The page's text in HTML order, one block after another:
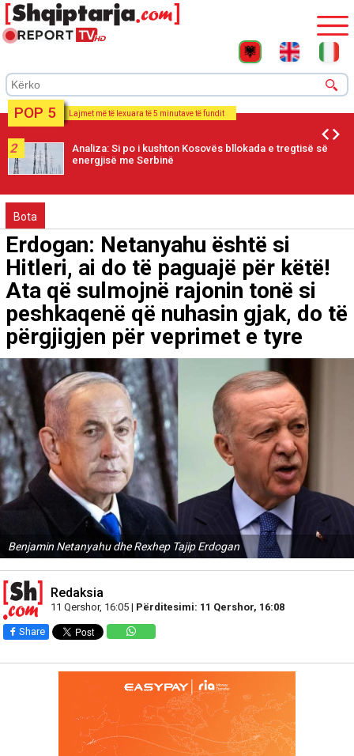
POP 5 Lajmet më të lexuara të 5 minutave të fundit
2
Analiza: Si po i kushton Kosovës bllokada e tregtisë së
energjisë me Serbinë
Bota
Erdogan: Netanyahu është si
Hitleri, ai do të paguajë për këtë!
Ata që sulmojnë rajonin tonë si
peshkaqenë që nuhasin gjak, do të
përgjigjen për veprimet e tyre
Benjamin Netanyahu dhe Rexhep Tajip Erdogan
Redaksia
11 Qershor, 16:05 | Përditesimi: 11 Qershor, 16:08
Share